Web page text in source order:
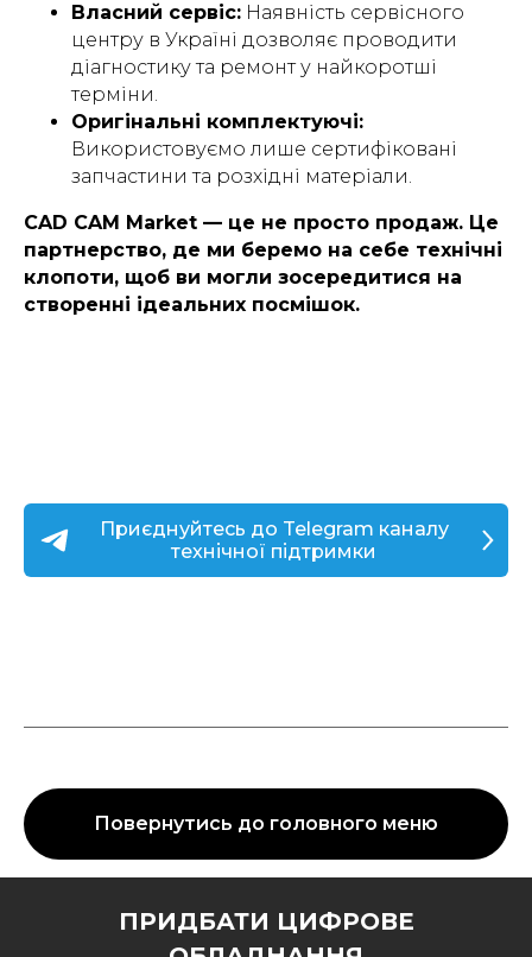
Власний сервіс: Наявність сервісного
центру в Україні дозволяє проводити
діагностику та ремонт у найкоротші
терміни.
Оригінальні комплектуючі:
Використовуємо лише сертифіковані
запчастини та розхідні матеріали.
CAD CAM Market — це не просто продаж. Це
партнерство, де ми беремо на себе технічні
клопоти, щоб ви могли зосередитися на
створенні ідеальних посмішок.
Приєднуйтесь до Telegram каналу
технічної підтримки
Повернутись до головного меню
ПРИДБАТИ ЦИФРОВЕ